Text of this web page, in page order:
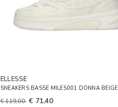
ELLESSE
SNEAKERS BASSE MILES001 DONNA BEIGE
€ 119,00 € 71,40